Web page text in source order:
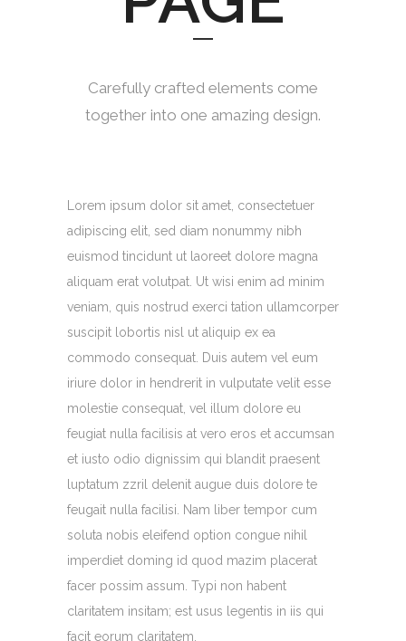
Carefully crafted elements come
together into one amazing design.
Lorem ipsum dolor sit amet, consectetuer
adipiscing elit, sed diam nonummy nibh
euismod tincidunt ut laoreet dolore magna
aliquam erat volutpat. Ut wisi enim ad minim
veniam, quis nostrud exerci tation ullamcorper
suscipit lobortis nisl ut aliquip ex ea
commodo consequat. Duis autem vel eum
iriure dolor in hendrerit in vulputate velit esse
molestie consequat, vel illum dolore eu
feugiat nulla facilisis at vero eros et accumsan
et iusto odio dignissim qui blandit praesent
luptatum zzril delenit augue duis dolore te
feugait nulla facilisi. Nam liber tempor cum
soluta nobis eleifend option congue nihil
imperdiet doming id quod mazim placerat
facer possim assum. Typi non habent
claritatem insitam; est usus legentis in iis qui
facit eorum claritatem.